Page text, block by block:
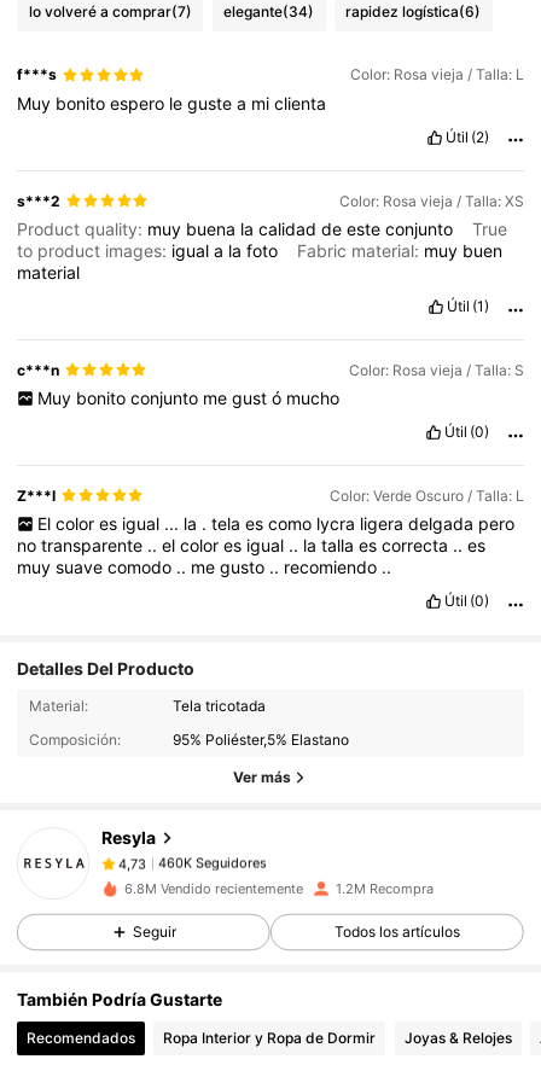
lo volveré a comprar(7) elegante(34) rapidez logística(6)
f***s Color: Rosa vieja / Talla: L
Muy bonitoespero legustea miclienta
Útil (2)
s***2 Color: Rosa vieja / Talla: XS
Product quality: muy buena lacalidaddeesteconjunto
True
to product images: iguala lafoto Fabric material: muy buen
material
Útil (1)
c***n Color: Rosa vieja / Talla: S
Muy bonito conjunto me gust ó mucho
Útil (0)
Z***l Color: Verde Oscuro / Talla: L
El color es igual ... la . tela es como lycra ligera delgada pero
notransparente ..elcolores igual .. latallaescorrecta ..es
muysuavecomodo .. megusto .. recomiendo ..
Útil (0)
Detalles Del Producto
Material:
Tela tricotada
Composición:
95% Poliéster,5% Elastano
Ver más
Resyla
460K Seguidores
4,73
460K Seguidores
d***0pagóHace 1 día
4,73 460K Seguidores
4,73 460K Seguidores
6.8M Vendido recientemente 1.2M Recompra
Seguir Todos los artículos
También Podría Gustarte
Recomendados Ropa Interior y Ropa de Dormir Joyas & Relojes